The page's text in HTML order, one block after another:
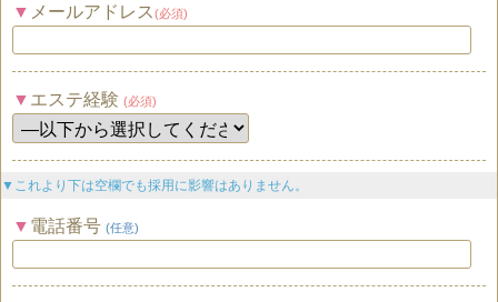
メールアドレス (必須)
エステ経験 (必須)
▼これより下は空欄でも採用に影響はありません。
電話番号 (任意)